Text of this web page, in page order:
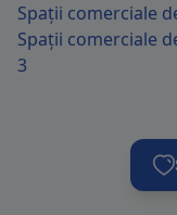
Spații comerciale
Spații comerciale
3